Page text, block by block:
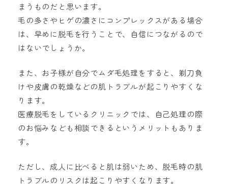
まうものだと思います。
毛の多さやヒゲの濃さにコンプレックスがある場合
は、早めに脱毛を行うことで、自信につながるので
はないでしょうか。
また、お子様が自分でムダ毛処理をすると、剃刀負
けや皮膚の乾燥などの肌トラブルが起こりやすくな
ります。
医療脱毛をしているクリニックでは、自己処理の際
のお悩みなども相談できるというメリットもありま
す。
ただし、成人に比べると肌は弱いため、脱毛時の肌
トラブルのリスクは起こりやすくなります。